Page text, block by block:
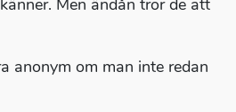
Men ändån tror de att
anonym om man inte redan